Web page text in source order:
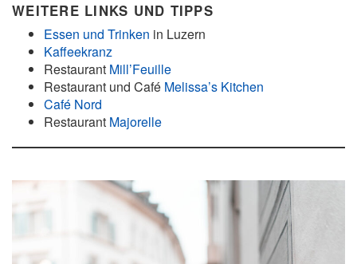
WEITERE LINKS UND TIPPS
Essen und Trinken in Luzern
Kaffeekranz
Restaurant Mill’Feuille
Restaurant und Café Melissa’s Kitchen
Café Nord
Restaurant Majorelle